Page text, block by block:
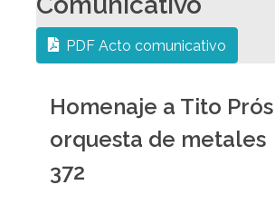
PDF Acto comunicativo
Homenaje a Tito
orquesta de
372